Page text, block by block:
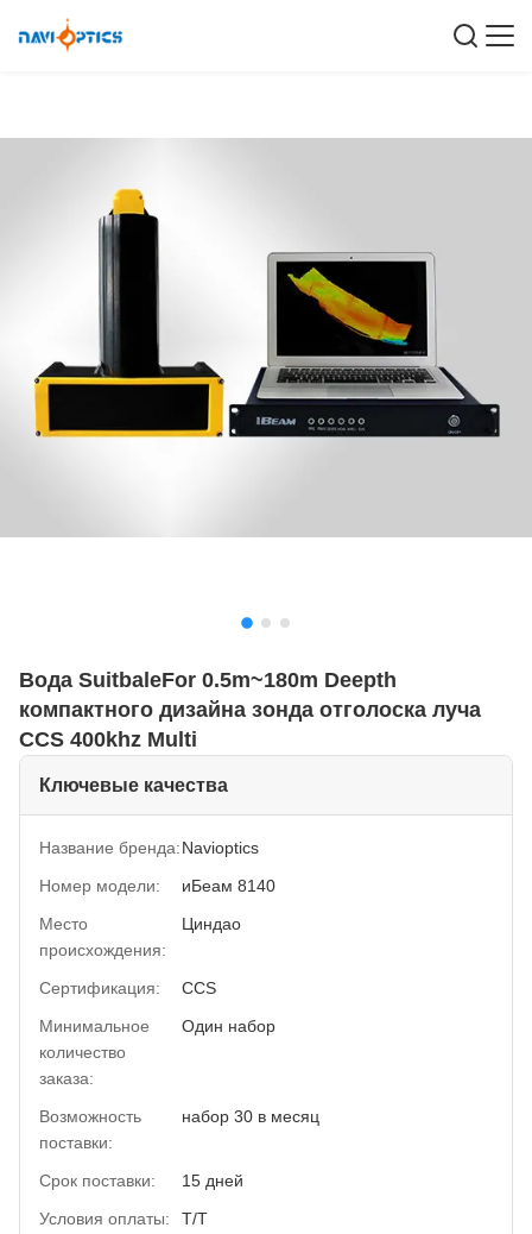
Вода SuitbaleFor 0.5m~180m Deepth
компактного дизайна зонда отголоска луча
CCS 400khz Multi
Ключевые качества
Название бренда:Navioptics
Номер модели:
иБеам 8140
Место
происхождения:
Циндао
Сертификация:
CCS
Минимальное
количество
заказа:
Один набор
Возможность
поставки:
набор 30 в месяц
Срок поставки:
15 дней
Условия оплаты:
Т/Т